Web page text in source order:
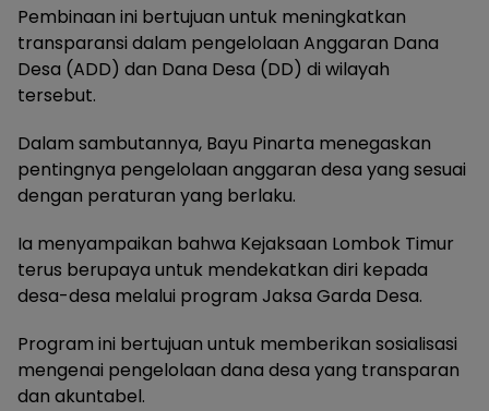
Pembinaan ini bertujuan untuk meningkatkan
transparansi dalam pengelolaan Anggaran Dana
Desa (ADD) dan Dana Desa (DD) di wilayah
tersebut.
Dalam sambutannya, Bayu Pinarta menegaskan
pentingnya pengelolaan anggaran desa yang sesuai
dengan peraturan yang berlaku.
Ia menyampaikan bahwa Kejaksaan Lombok Timur
terus berupaya untuk mendekatkan diri kepada
desa-desa melalui program Jaksa Garda Desa.
Program ini bertujuan untuk memberikan sosialisasi
mengenai pengelolaan dana desa yang transparan
dan akuntabel.